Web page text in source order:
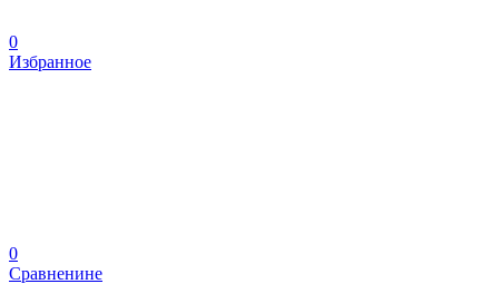
0
Избранное
0
Сравненине